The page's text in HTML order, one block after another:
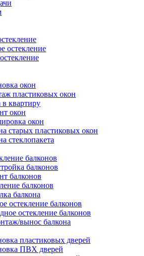
остекление
окон
пластиковых окон
квартиру
окон
окон
старых пластиковых окон
стеклопакета
балконов
балконов
балконов
балконов
балкона
остекление балконов
остекление балконов
вынос балкона
пластиковых дверей
ПВХ дверей